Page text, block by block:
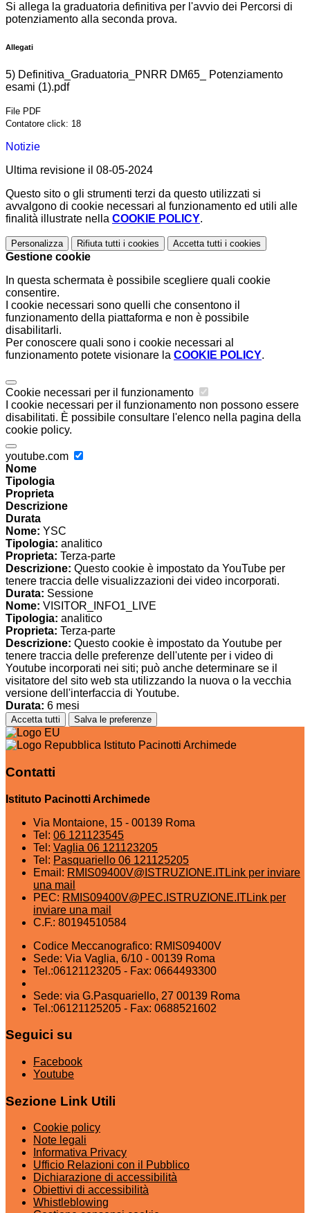
Si allega la graduatoria definitiva per l'avvio dei Percorsi di
potenziamento alla seconda prova.
Allegati
5) Definitiva_Graduatoria_PNRR DM65_ Potenziamento
esami (1).pdf
File PDF
Contatore click: 18
Notizie
Ultima revisione il 08-05-2024
Questo sito o gli strumenti terzi da questo utilizzati si
avvalgono di cookie necessari al funzionamento ed utili alle
finalità illustrate nella COOKIE POLICY.
Personalizza Rifiuta tutti i cookies Accetta tutti i cookies
Gestione cookie
In questa schermata è possibile scegliere quali cookie
consentire.
I cookie necessari sono quelli che consentono il
funzionamento della piattaforma e non è possibile
disabilitarli.
Per conoscere quali sono i cookie necessari al
funzionamento potete visionare la COOKIE POLICY.
Cookie necessari per il funzionamento
I cookie necessari per il funzionamento non possono essere
disabilitati. È possibile consultare l'elenco nella pagina della
cookie policy.
youtube.com
Nome
Tipologia
Proprieta
Descrizione
Durata
Nome: YSC
Tipologia: analitico
Proprieta: Terza-parte
Descrizione: Questo cookie è impostato da YouTube per
tenere traccia delle visualizzazioni dei video incorporati.
Durata: Sessione
Nome: VISITOR_INFO1_LIVE
Tipologia: analitico
Proprieta: Terza-parte
Descrizione: Questo cookie è impostato da Youtube per
tenere traccia delle preferenze dell'utente per i video di
Youtube incorporati nei siti; può anche determinare se il
visitatore del sito web sta utilizzando la nuova o la vecchia
versione dell'interfaccia di Youtube.
Durata: 6 mesi
Accetta tutti Salva le preferenze
Istituto Pacinotti Archimede
Contatti
Istituto Pacinotti Archimede
Via Montaione, 15 - 00139 Roma
Tel: 06 121123545
Tel: Vaglia 06 121123205
Tel: Pasquariello 06 121125205
Email: RMIS09400V@ISTRUZIONE.ITLink per inviare
una mail
PEC: RMIS09400V@PEC.ISTRUZIONE.ITLink per
inviare una mail
C.F.: 80194510584
Codice Meccanografico: RMIS09400V
Sede: Via Vaglia, 6/10 - 00139 Roma
Tel.:06121123205 - Fax: 0664493300
Sede: via G.Pasquariello, 27 00139 Roma
Tel.:06121125205 - Fax: 0688521602
Seguici su
Facebook
Youtube
Sezione Link Utili
Cookie policy
Note legali
Informativa Privacy
Ufficio Relazioni con il Pubblico
Dichiarazione di accessibilità
Obiettivi di accessibilità
Whistleblowing